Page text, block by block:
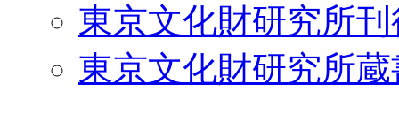
東京文化財研究所
東京文化財研究所